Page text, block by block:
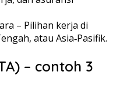
– Pilihan kerja di
atau Asia‑Pasifik.
– contoh 3